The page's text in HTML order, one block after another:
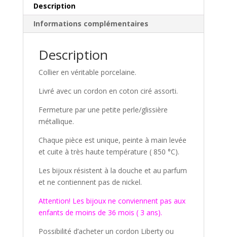
Description
Informations complémentaires
Description
Collier en véritable porcelaine.
Livré avec un cordon en coton ciré assorti.
Fermeture par une petite perle/glissière
métallique.
Chaque pièce est unique, peinte à main levée
et cuite à très haute température ( 850 °C).
Les bijoux résistent à la douche et au parfum
et ne contiennent pas de nickel.
Attention! Les bijoux ne conviennent pas aux
enfants de moins de 36 mois ( 3 ans).
Possibilité d’acheter un cordon Liberty ou